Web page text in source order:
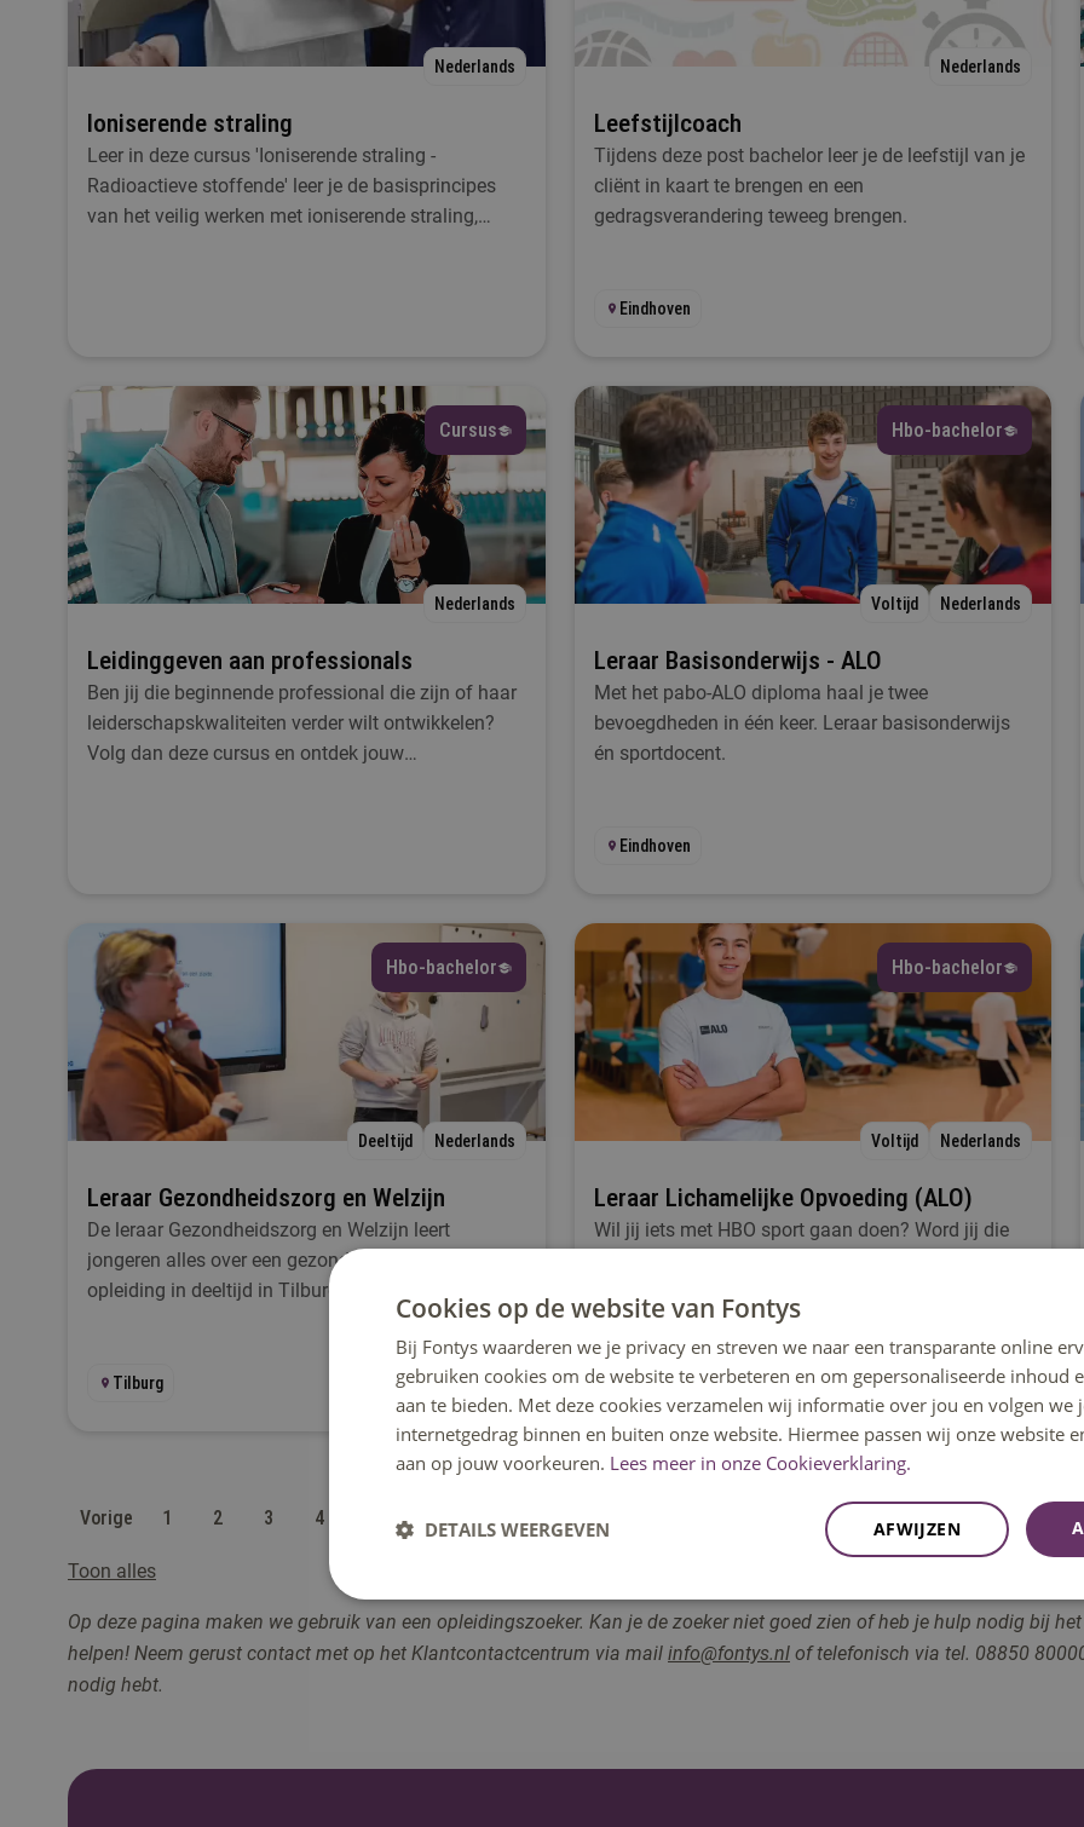
Selecteer
Selecteer
Nederlands
Ioniserende straling
Leer in deze cursus 'Ioniserende straling -
Radioactieve stoffende' leer je de basisprincipes
van het veilig werken met ioniserende straling,
Nederlands
Leefstijlcoach
Tijdens deze post bachelor leer je de leefstijl van je
cliënt in kaart te brengen en een
gedragsverandering teweeg brengen.
Eindhoven
Cursus
Nederlands
Leidinggeven aan professionals
Ben jij die beginnende professional die zijn of haar
leiderschapskwaliteiten verder wilt ontwikkelen?
Volg dan deze cursus en ontdek jouw
Hbo-bachelor
Voltijd Nederlands
Leraar Basisonderwijs - ALO
Met het pabo-ALO diploma haal je twee
bevoegdheden in één keer. Leraar basisonderwijs
én sportdocent.
Eindhoven
Hbo-bachelor
Deeltijd Nederlands
Leraar Gezondheidszorg en Welzijn
De leraar Gezondheidszorg en Welzijn leert
jongeren alles over een gezonde levensstijl. Volg de
opleiding in deeltijd in Tilburg.
Tilburg
Hbo-bachelor
Voltijd Nederlands
Leraar Lichamelijke Opvoeding (ALO)
Wil jij iets met HBO sport gaan doen? Word jij die
en bewegen op school
Eindhoven
Vorige 1 2 3 4 7 8 9
Toon alles
Op deze pagina maken we gebruik van een opleidingszoeker. Kan je de zoeker niet goed zien of heb je hulp nodig bij
helpen! Neem gerust contact met op het Klantcontactcentrum via mail info@fontys.nl of telefonisch via tel. 08850
nodig hebt.
Cookies op de website van Fontys
Bij Fontys waarderen we je privacy en streven we naar een transparante online
gebruiken cookies om de website te verbeteren en om gepersonaliseerde inhoud
aan te bieden. Met deze cookies verzamelen wij informatie over jou en volgen we
internetgedrag binnen en buiten onze website. Hiermee passen wij onze website
aan op jouw voorkeuren. Lees meer in onze Cookieverklaring.
AFWIJZEN
DETAILS WEERGEVEN